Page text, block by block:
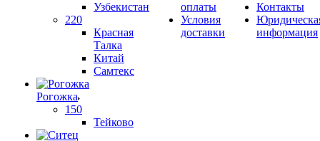
Узбекистан
220
Красная
Талка
Китай
Самтекс
Рогожка
150
Тейково
оплаты
Условия
доставки
Контакты
информация